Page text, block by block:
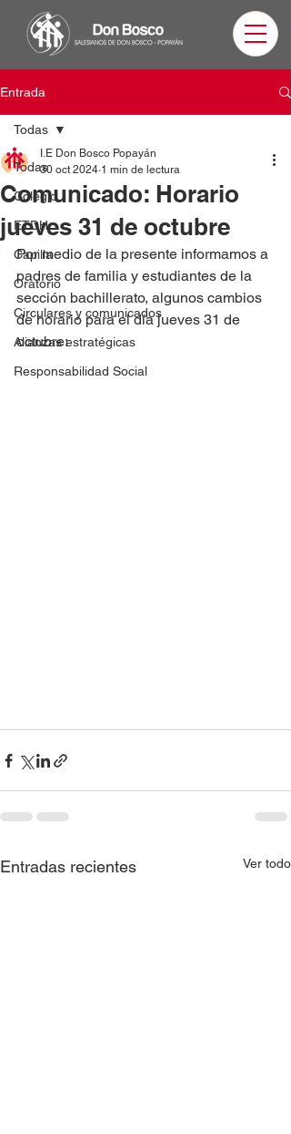
Entrada
Todas
Colegio
ETDH
Capilla
Oratorio
Circulares y comunicados
Alianzas estratégicas
Responsabilidad Social
Todas
Comunicado: Horario
jueves 31 de octubre
I.E Don Bosco Popayán
30 oct 2024 1 min de lectura
Por medio de la presente informamos a
padres de familia y estudiantes de la
sección bachillerato, algunos cambios
de horario para el día jueves 31 de
octubre:
Entradas recientes Ver todo